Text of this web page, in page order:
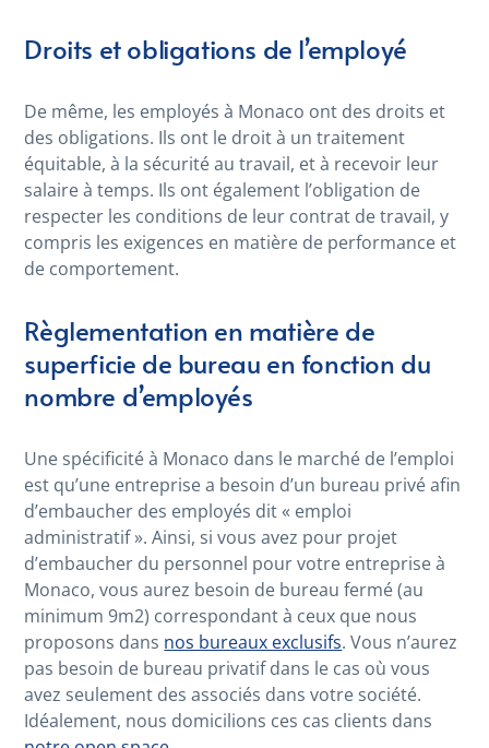
Droits et obligations de l’employé
De même, les employés à Monaco ont des droits et
des obligations. Ils ont le droit à un traitement
équitable, à la sécurité au travail, et à recevoir leur
salaire à temps. Ils ont également l’obligation de
respecter les conditions de leur contrat de travail, y
compris les exigences en matière de performance et
de comportement.
Règlementation en matière de
superficie de bureau en fonction du
nombre d’employés
Une spécificité à Monaco dans le marché de l’emploi
est qu’une entreprise a besoin d’un bureau privé afin
d’embaucher des employés dit « emploi
administratif ». Ainsi, si vous avez pour projet
d’embaucher du personnel pour votre entreprise à
Monaco, vous aurez besoin de bureau fermé (au
minimum 9m2) correspondant à ceux que nous
proposons dans nos bureaux exclusifs. Vous n’aurez
pas besoin de bureau privatif dans le cas où vous
avez seulement des associés dans votre société.
Idéalement, nous domicilions ces cas clients dans